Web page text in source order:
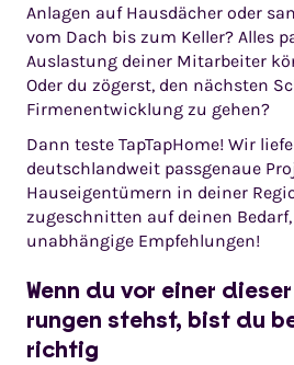
Anlagen auf Hausdächer oder
vom Dach bis zum Keller? Alles
Auslastung deiner Mitarbeiter
Oder du zögerst, den nächsten
Firmenentwicklung zu gehen?
Dann teste TapTapHome! Wir
deutschlandweit passgenaue
Hauseigentümern in deiner
zugeschnitten auf deinen
unabhängige Empfehlungen!
Wenn du vor einer
run­gen stehst, bist du
richtig